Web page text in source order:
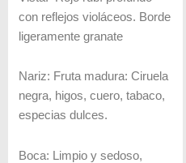
con reflejos violáceos. Borde
ligeramente granate
Nariz: Fruta madura: Ciruela
negra, higos, cuero, tabaco,
especias dulces.
Boca: Limpio y sedoso,